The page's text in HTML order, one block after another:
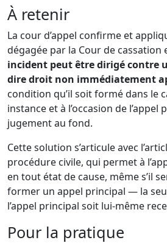
À retenir
La cour d’appel confirme et
dégagée par la Cour de cassation
incident peut être dirigé contre
dire droit non immédiatement
condition qu’il soit formé dans le
instance et à l’occasion de l’appel
jugement au fond.
Cette solution s’articule avec
procédure civile, qui permet à
en tout état de cause, même s’il
former un appel principal — la
l’appel principal soit lui-même
Pour la pratique